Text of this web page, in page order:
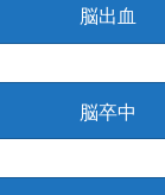
脳出血
脳卒中